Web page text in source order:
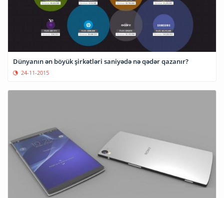
Dünyanın ən böyük şirkətləri saniyədə nə qədər qazanır?
24-11-2015